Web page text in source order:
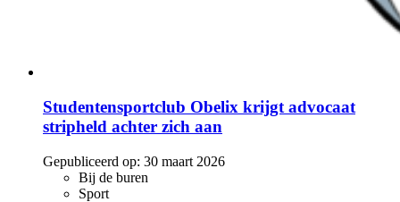
Studentensportclub Obelix krijgt advocaat
stripheld achter zich aan
Gepubliceerd op: 30 maart 2026
Bij de buren
Sport